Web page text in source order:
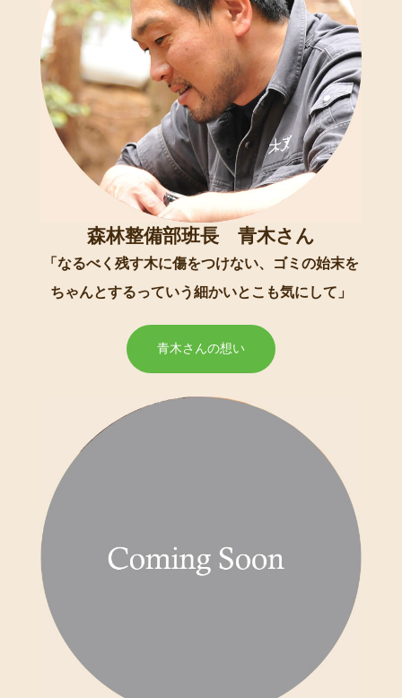
森林整備部班長 青木さん
「なるべく残す木に傷をつけない、ゴミの始末を
ちゃんとするっていう細かいとこも気にして」
青木さんの想い